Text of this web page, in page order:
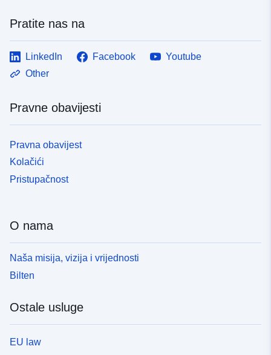
Pratite nas na
LinkedIn Facebook
Youtube
Other
Pravne obavijesti
Pravna obavijest
Kolačići
Pristupačnost
O nama
Naša misija, vizija i vrijednosti
Bilten
Ostale usluge
EU law